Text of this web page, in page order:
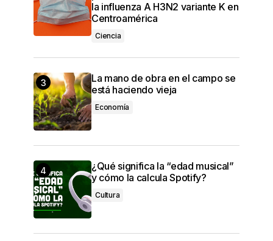
la influenza A H3N2 variante K en
Centroamérica
Ciencia
La mano de obra en el campo se
está haciendo vieja
Economía
¿Qué significa la “edad musical”
y cómo la calcula Spotify?
Cultura